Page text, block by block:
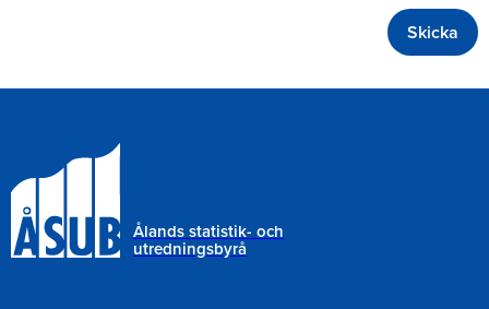
Ålands statistik- och
utredningsbyrå